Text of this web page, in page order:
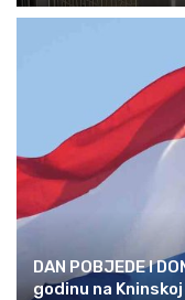
DAN POBJEDE I
godinu na